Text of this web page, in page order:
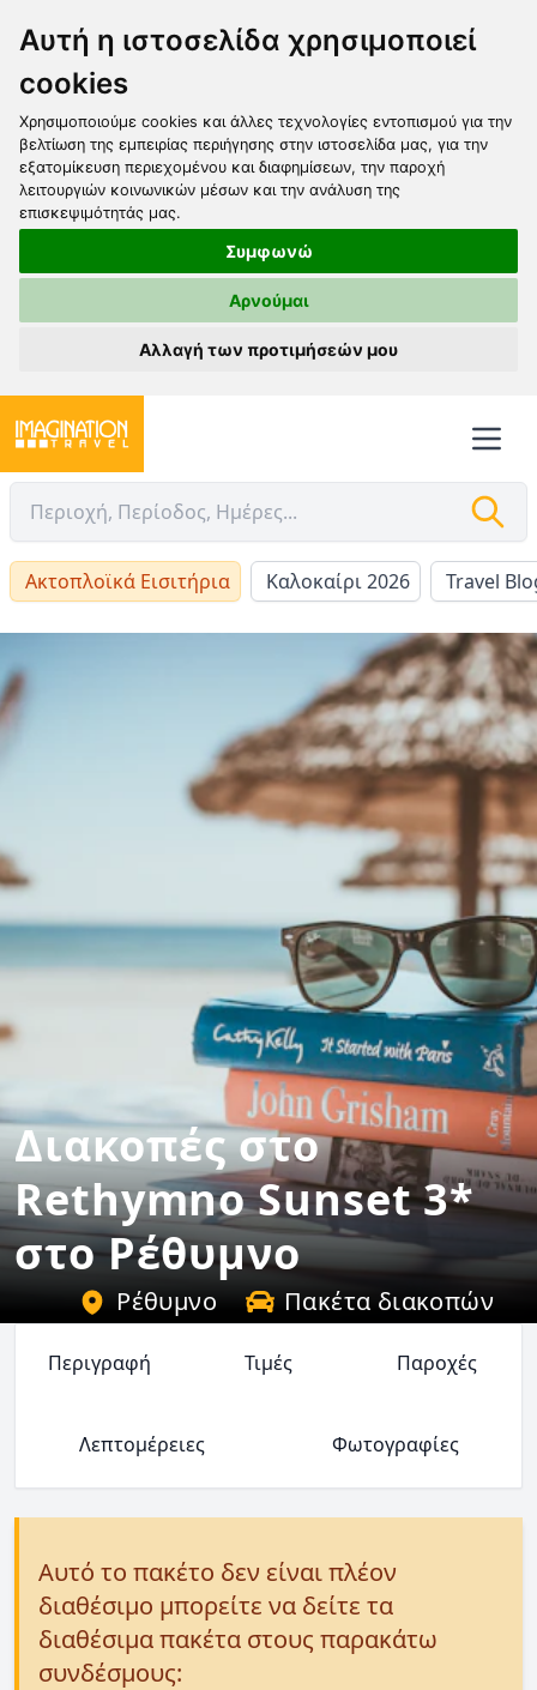
Αυτή η ιστοσελίδα χρησιμοποιεί
cookies
Χρησιμοποιούμε cookies και άλλες τεχνολογίες εντοπισμού για την
βελτίωση της εμπειρίας περιήγησης στην ιστοσελίδα μας, για την
εξατομίκευση περιεχομένου και διαφημίσεων, την παροχή
λειτουργιών κοινωνικών μέσων και την ανάλυση της
επισκεψιμότητάς μας.
Συμφωνώ
Αρνούμαι
Αλλαγή των προτιμήσεών μου
Ακτοπλοϊκά Εισιτήρια Καλοκαίρι 2026 Travel
Διακοπές στο
Rethymno Sunset 3*
στο Ρέθυμνο
Ρέθυμνο Πακέτα διακοπών
Περιγραφή Τιμές Παροχές
Λεπτομέρειες Φωτογραφίες
Αυτό το πακέτο δεν είναι πλέον
διαθέσιμο μπορείτε να δείτε τα
διαθέσιμα πακέτα στους παρακάτω
συνδέσμους: